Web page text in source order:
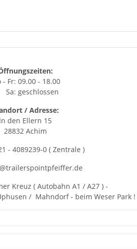
- Fr: 09.00 - 18.00
geschlossen
/ Adresse:
In den Ellern 15
28832 Achim
- 4089239-0 ( Zentrale )
Kreuz ( Autobahn A1 / A27 ) -
/ Mahndorf - beim Weser Park !